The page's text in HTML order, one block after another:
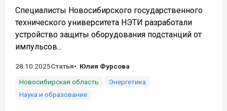
Специалисты Новосибирского государственного
технического университета НЭТИ разработали
устройство защиты оборудования подстанций от
импульсов...
28.10.2025Статья
Юлия Фурсова
Новосибирская область
Энергетика
Наука и образование